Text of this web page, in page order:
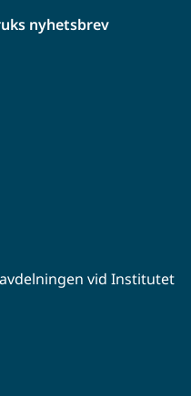
nyhetsbrev
vid Institutet